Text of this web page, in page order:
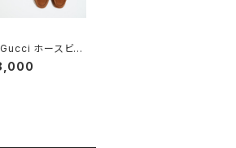
ホースビッ
ファー 5.5B DEA
Brown Sue